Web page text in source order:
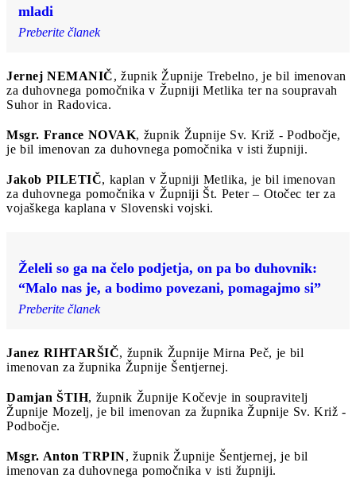
mladi
Preberite članek
Jernej NEMANIČ, župnik Župnije Trebelno, je bil imenovan
za duhovnega pomočnika v Župniji Metlika ter na soupravah
Suhor in Radovica.
Msgr. France NOVAK, župnik Župnije Sv. Križ - Podbočje,
je bil imenovan za duhovnega pomočnika v isti župniji.
Jakob PILETIČ, kaplan v Župniji Metlika, je bil imenovan
za duhovnega pomočnika v Župniji Št. Peter – Otočec ter za
vojaškega kaplana v Slovenski vojski.
Želeli so ga na čelo podjetja, on pa bo duhovnik:
“Malo nas je, a bodimo povezani, pomagajmo si”
Preberite članek
Janez RIHTARŠIČ, župnik Župnije Mirna Peč, je bil
imenovan za župnika Župnije Šentjernej.
Damjan ŠTIH, župnik Župnije Kočevje in soupravitelj
Župnije Mozelj, je bil imenovan za župnika Župnije Sv. Križ -
Podbočje.
Msgr. Anton TRPIN, župnik Župnije Šentjernej, je bil
imenovan za duhovnega pomočnika v isti župniji.